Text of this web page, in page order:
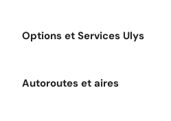
Options et Services Ulys
Autoroutes et aires